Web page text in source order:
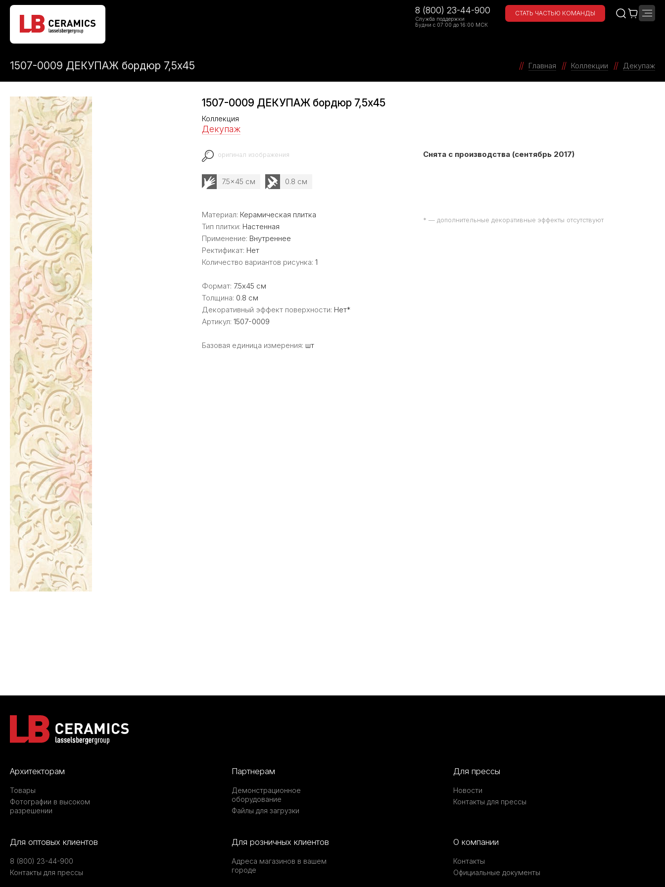
8 (800) 23-44-900
Служба поддержки
Будни с 07:00 до 16:00 МСК
СТАТЬ ЧАСТЬЮ КОМАНДЫ
1507-0009 ДЕКУПАЖ бордюр 7,5х45 Главная Коллекции Декупаж
1507-0009 ДЕКУПАЖ бордюр 7,5х45
Коллекция
Декупаж
оригинал изображения
7.5x45 см 0.8 см
Снята с производства (сентябрь 2017)
Материал: Керамическая плитка
Тип плитки: Настенная
Применение: Внутреннее
Ректификат: Нет
Количество вариантов рисунка: 1
Формат: 7.5x45 см
Толщина: 0.8 см
Декоративный эффект поверхности: Нет*
Артикул: 1507-0009
Базовая единица измерения: шт
* — дополнительные декоративные эффекты отсутствуют
Архитекторам
Товары
Фотографии в высоком
разрешении
Партнерам
Демонстрационное
оборудование
Файлы для загрузки
Для прессы
Новости
Контакты для прессы
Для оптовых клиентов
8 (800) 23-44-900
Контакты для прессы
Для розничных клиентов
Адреса магазинов в вашем
городе
О компании
Контакты
Официальные документы